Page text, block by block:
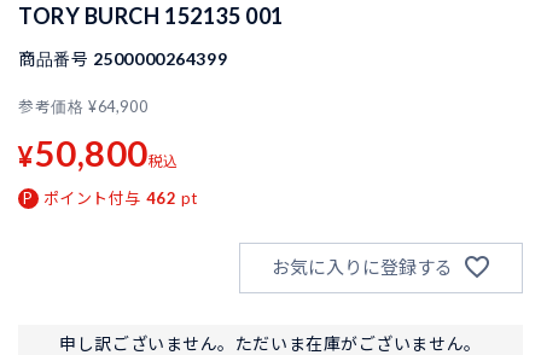
TORY BURCH 152135 001
商品番号 2500000264399
参考価格 ¥64,900
¥50,800税込
ポイント付与 462 pt
お気に入りに登録する
申し訳ございません。ただいま在庫がございません。